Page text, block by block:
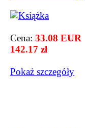
Cena: 33.08 EUR
142.17 zł
Pokaż szczegόły